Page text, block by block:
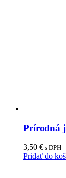
Prírodná
3,50 € s DPH
Pridať do